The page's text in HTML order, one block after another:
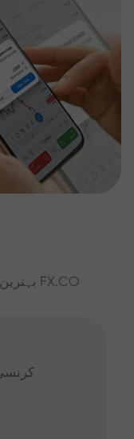
بہترین تجزیات اور مارکیٹ کے جائزے کے ساتھ FX.CO